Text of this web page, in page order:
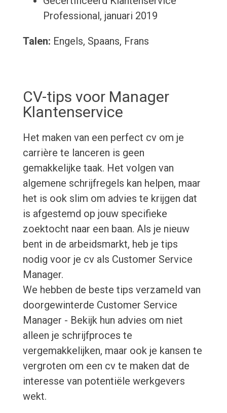
Professional, januari 2019
Talen: Engels, Spaans, Frans
CV-tips voor Manager
Klantenservice
Het maken van een perfect cv om je
carrière te lanceren is geen
gemakkelijke taak. Het volgen van
algemene schrijfregels kan helpen, maar
het is ook slim om advies te krijgen dat
is afgestemd op jouw specifieke
zoektocht naar een baan. Als je nieuw
bent in de arbeidsmarkt, heb je tips
nodig voor je cv als Customer Service
Manager.
We hebben de beste tips verzameld van
doorgewinterde Customer Service
Manager - Bekijk hun advies om niet
alleen je schrijfproces te
vergemakkelijken, maar ook je kansen te
vergroten om een cv te maken dat de
interesse van potentiële werkgevers
wekt.